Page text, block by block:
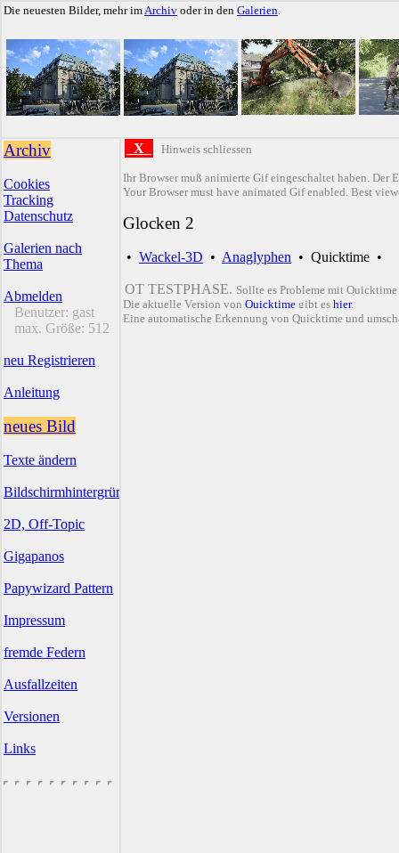
Die neuesten Bilder, mehr imArchiv oder in den Galerien.
Archiv
Cookies
Tracking
Datenschutz
Galerien nach
Thema
Abmelden
Benutzer: gast
max. Größe: 512
neu Registrieren
Anleitung
neues Bild
Texte ändern
Bildschirmhintergründe
2D, Off-Topic
Gigapanos
Papywizard Pattern
Impressum
fremde Federn
Ausfallzeiten
Versionen
Links
X Hinweis schliessen
Ihr Browser muß animierte Gif eingeschaltet haben. Der
Your Browser must have animated Gif enabled. Best
Glocken 2
• Wackel-3D • Anaglyphen • Quicktime •
QT TESTPHASE. Sollte es Probleme mit
Die aktuelle Version von Quicktime gibt es hier.
Eine automatische Erkennung von Quicktime und